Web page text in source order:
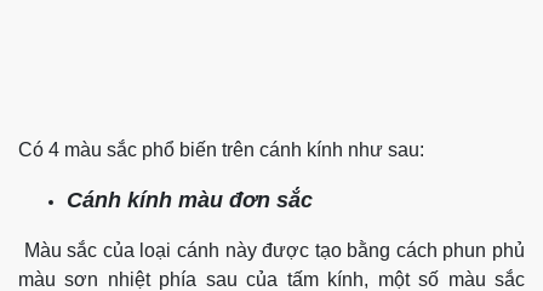
Có 4 màu sắc phổ biến trên cánh kính như sau:
Cánh kính màu đơn sắc
Màu sắc của loại cánh này được tạo bằng cách phun phủ
màu sơn nhiệt phía sau của tấm kính, một số màu sắc